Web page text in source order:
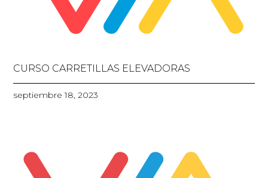
CURSO CARRETILLAS ELEVADORAS
septiembre 18, 2023